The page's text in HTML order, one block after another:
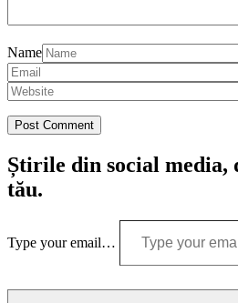
Name
Știrile din social
tău.
Type your email…